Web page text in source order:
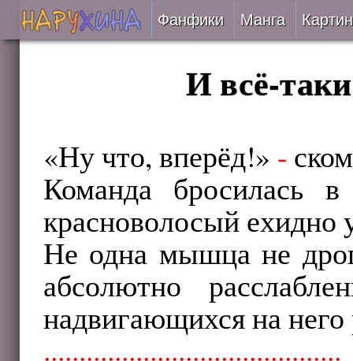
Фанфики
Сборники
Подобрать
Рецензии
На проверке
Отправить
Манга
И всё-
«Ну что, вперёд!» -
Команда бросилась
красноволосый ехидно
Не одна мышца не
абсолютно
надвигающихся на
..........................................